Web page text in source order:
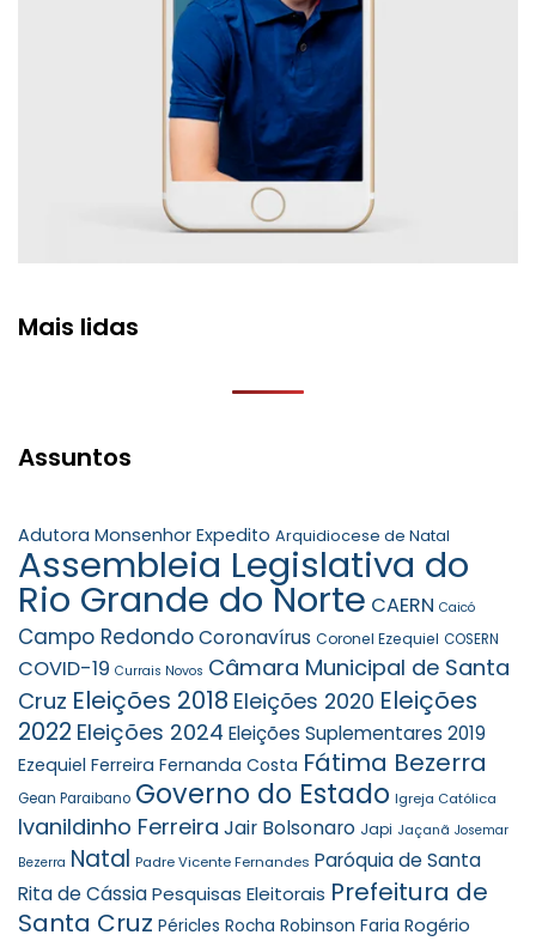
Mais lidas
Assuntos
Adutora Monsenhor Expedito Arquidiocese de Natal
Assembleia Legislativa do
Rio Grande do Norte CAERN Caicó
Campo RedondoCoronavírus Coronel Ezequiel COSERN
COVID-19 Currais Novos Câmara Municipal de Santa
Cruz Eleições 2018 Eleições 2020 Eleições
2022 Eleições 2024 Eleições Suplementares 2019
Ezequiel Ferreira Fernanda Costa Fátima Bezerra
Gean Paraibano Governo do Estado Igreja Católica
Ivanildinho Ferreira Jair Bolsonaro Japi Jaçanã Josemar
Bezerra Natal Padre Vicente Fernandes Paróquia de Santa
Rita de CássiaPesquisas Eleitorais Prefeitura de
Santa Cruz Péricles Rocha Robinson Faria Rogério